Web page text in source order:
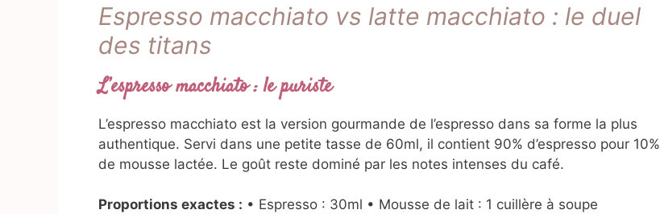
Espresso macchiato vs latte macchiato : le duel
des titans
L’espresso macchiato : le puriste
L’espresso macchiato est la version gourmande de l’espresso dans sa forme la plus
authentique. Servi dans une petite tasse de 60ml, il contient 90% d’espresso pour 10%
de mousse lactée. Le goût reste dominé par les notes intenses du café.
Proportions exactes : • Espresso : 30ml • Mousse de lait : 1 cuillère à soupe